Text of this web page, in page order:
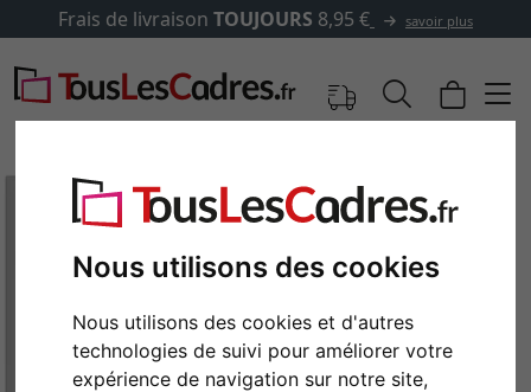
Nous utilisons des cookies
Nous utilisons des cookies et d'autres
technologies de suivi pour améliorer votre
expérience de navigation sur notre site,
Frais de livraison TOUJOURS 8,95 € savoir plus